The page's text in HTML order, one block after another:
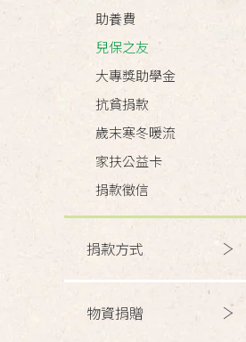
助養費
兒保之友
大專獎助學金
抗貧捐款
歲末寒冬暖流
家扶公益卡
捐款徵信
捐款方式
物資捐贈